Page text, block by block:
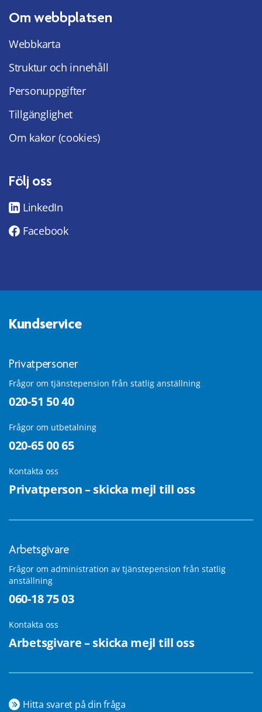
Om webbplatsen
Webbkarta
Struktur och innehåll
Personuppgifter
Tillgänglighet
Om kakor (cookies)
Följ oss
LinkedIn
Facebook
Kundservice
Privatpersoner
Frågor om tjänstepension från statlig anställning
020-51 50 40
Frågor om utbetalning
020-65 00 65
Kontakta oss
Privatperson – skicka mejl till oss
Arbetsgivare
Frågor om administration av tjänstepension från statlig
anställning
060-18 75 03
Kontakta oss
Arbetsgivare – skicka mejl till oss
Hitta svaret på din fråga